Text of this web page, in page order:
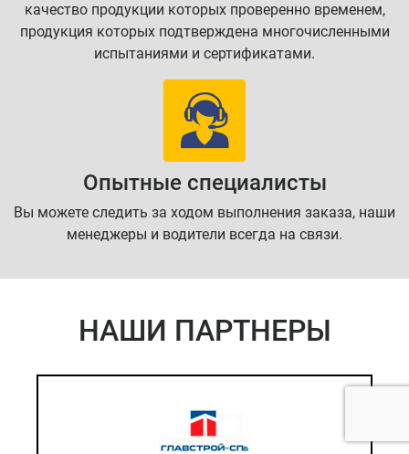
качество продукции которых проверенно временем,
продукция которых подтверждена многочисленными
испытаниями и сертификатами.
Опытные специалисты
Вы можете следить за ходом выполнения заказа, наши
менеджеры и водители всегда на связи.
НАШИ ПАРТНЕРЫ